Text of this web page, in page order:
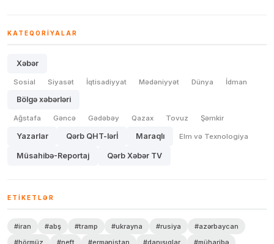
KATEQORIYALAR
Xəbər
Sosial Siyasət İqtisadiyyat Mədəniyyət Dünya İdman
Bölgə xəbərləri
Ağstafa Gəncə Gədəbəy Qazax Tovuz Şəmkir
Yazarlar Qərb QHT-lərİ Maraqlı Elm və Texnologiya
Müsahibə-Reportaj Qərb Xəbər TV
ETIKETLƏR
#iran #abş #tramp #ukrayna #rusiya
#azərbaycan
#hörmüz
#neft #ermənistan #danışıqlar #müharibə